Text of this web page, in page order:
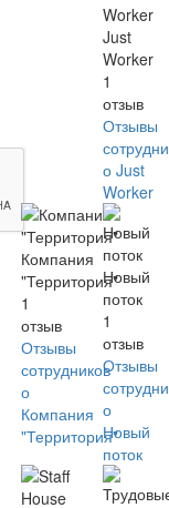
Just
Worker
1
отзыв
Отзывы
о Just
Worker
Компания
"Территория"
1
отзыв
Отзывы
сотрудников
о
Компания
"Территория"
Новый
поток
1
отзыв
Отзывы
о
Новый
поток